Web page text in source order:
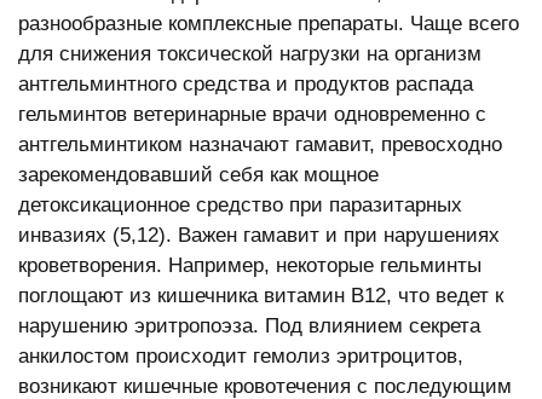
разнообразные комплексные препараты. Чаще всего
для снижения токсической нагрузки на организм
антгельминтного средства и продуктов распада
гельминтов ветеринарные врачи одновременно с
антгельминтиком назначают гамавит, превосходно
зарекомендовавший себя как мощное
детоксикационное средство при паразитарных
инвазиях (5,12). Важен гамавит и при нарушениях
кроветворения. Например, некоторые гельминты
поглощают из кишечника витамин В12, что ведет к
нарушению эритропоэза. Под влиянием секрета
анкилостом происходит гемолиз эритроцитов,
возникают кишечные кровотечения с последующим